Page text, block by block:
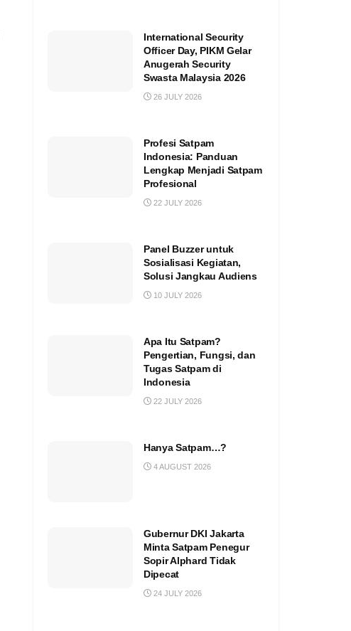
International Security
Officer Day, PIKM Gelar
Anugerah Security
Swasta Malaysia 2026
26 JULY 2026
Profesi Satpam
Indonesia: Panduan
Lengkap Menjadi Satpam
Profesional
22 JULY 2026
Panel Buzzer untuk
Sosialisasi Kegiatan,
Solusi Jangkau Audiens
10 JULY 2026
Apa Itu Satpam?
Pengertian, Fungsi, dan
Tugas Satpam di
Indonesia
22 JULY 2026
Hanya Satpam…?
4 AUGUST 2026
Gubernur DKI Jakarta
Minta Satpam Penegur
Sopir Alphard Tidak
Dipecat
24 JULY 2026